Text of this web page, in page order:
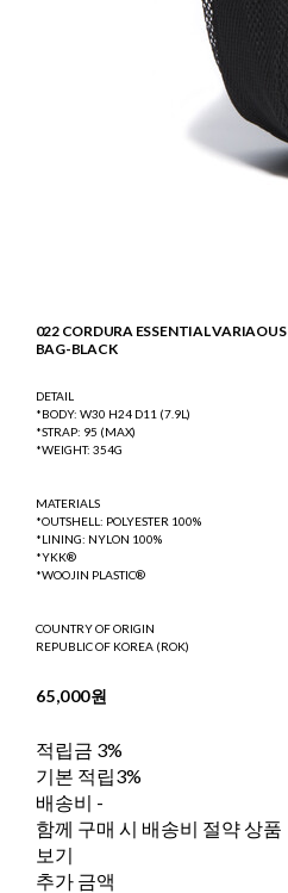
022 CORDURA ESSENTIAL VARIAOUS
BAG-BLACK
DETAIL
*BODY: W30 H24 D11 (7.9L)
*STRAP: 95 (MAX)
*WEIGHT: 354G
MATERIALS
*OUTSHELL: POLYESTER 100%
*LINING: NYLON 100%
*YKK®
*WOOJIN PLASTIC®
COUNTRY OF ORIGIN
REPUBLIC OF KOREA (ROK)
65,000원
적립금 3%
기본 적립3%
배송비 -
함께 구매 시 배송비 절약 상품
보기
추가 금액